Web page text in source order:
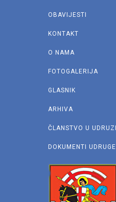
OBAVIJESTI
KONTAKT
O NAMA
FOTOGALERIJA
GLASNIK
ARHIVA
ČLANSTVO U UDRUZI
DOKUMENTI UDRUGE